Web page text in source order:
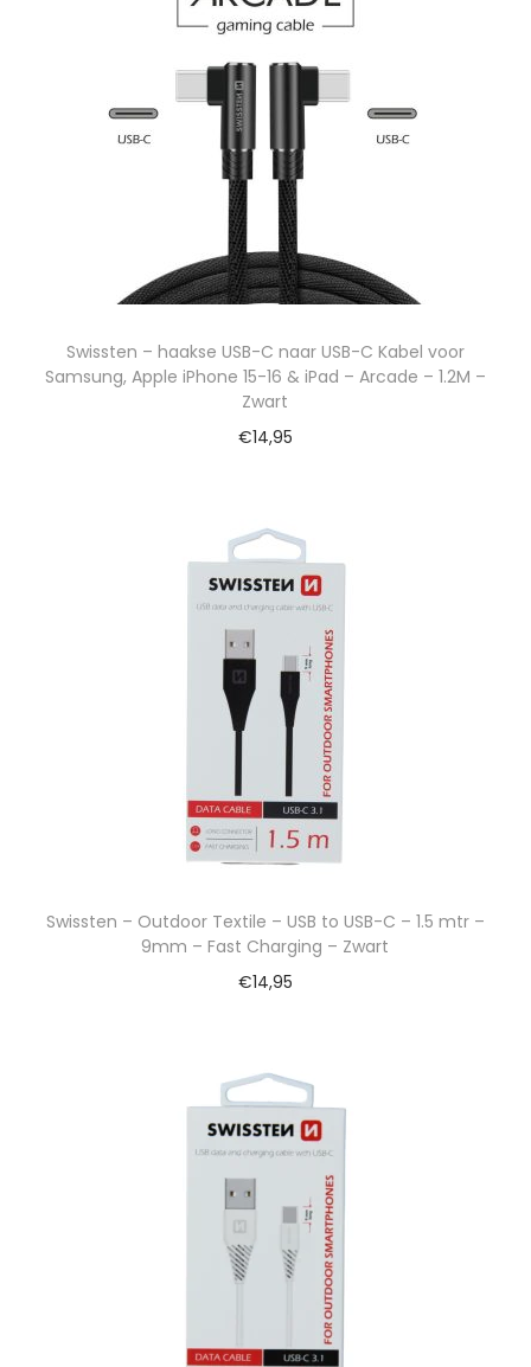
Swissten – haakse USB-C naar USB-C Kabel voor
Samsung, Apple iPhone 15-16 & iPad – Arcade – 1.2M –
Zwart
€14,95
Swissten – Outdoor Textile – USB to USB-C – 1.5 mtr –
9mm – Fast Charging – Zwart
€14,95